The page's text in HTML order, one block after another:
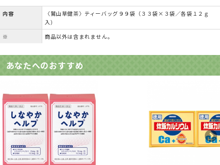
内容
〈鷲山草健茶〉ティーバッグ９９袋（３３袋×３袋／各袋１２ｇ
入）
※
商品以外は含まれません。
あなたへのおすすめ